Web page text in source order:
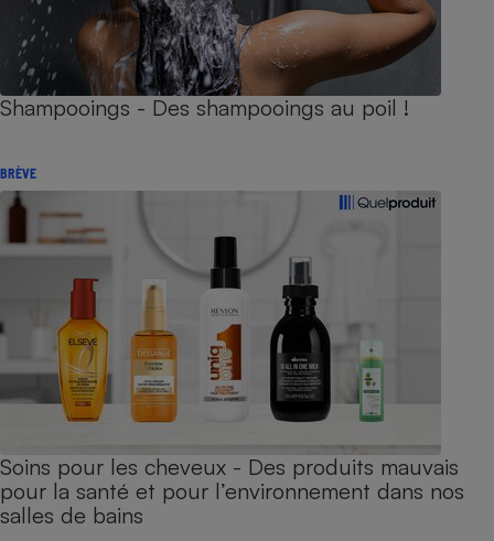
Shampooings - Des shampooings au poil !
BRÈVE
Soins pour les cheveux - Des produits mauvais
pour la santé et pour l’environnement dans nos
salles de bains